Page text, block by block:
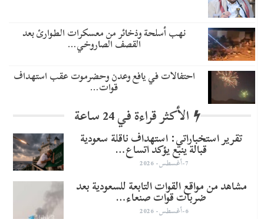
نهب أسلحة وذخائر من معسكرات الطوارئ بعد
القصف الصاروخي…
احتفالات في يافع وعدن وحضرموت عقب استهداف
قوات…
الأكثر قراءة في 24 ساعة
تقرير استخباراتي: استهداف ناقلة سعودية
قبالة ينبع يؤكد اتساع…
7-أغسطس- 2026
مشاهد من مواقع القوات التابعة للسعودية بعد
ضربات قوات صنعاء…
6-أغسطس- 2026